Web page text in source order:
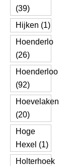
(39)
Hijken (1)
Hoenderlo
(26)
Hoenderloo
(92)
Hoevelaken
(20)
Hoge
Hexel (1)
Holterhoek